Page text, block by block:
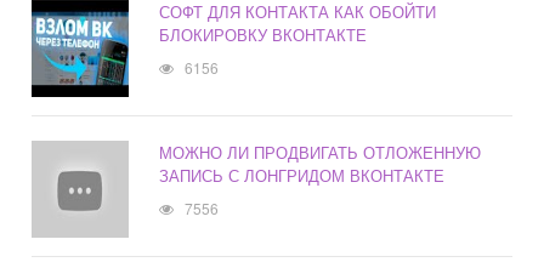
СОФТ ДЛЯ КОНТАКТА КАК ОБОЙТИ
БЛОКИРОВКУ ВКОНТАКТЕ
6156
МОЖНО ЛИ ПРОДВИГАТЬ ОТЛОЖЕННУЮ
ЗАПИСЬ С ЛОНГРИДОМ ВКОНТАКТЕ
7556